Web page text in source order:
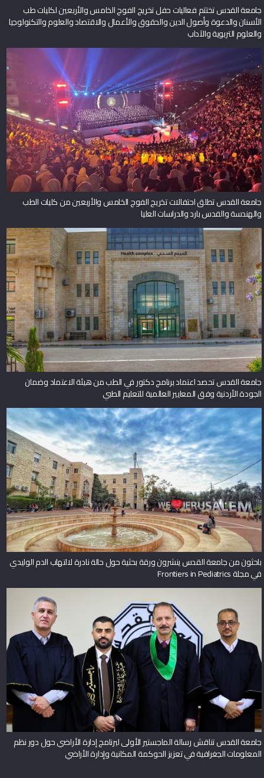
جامعة القدس تختتم فعاليات حفل تخريج الفوج الخامس والأربعين لكليات طب
الأسنان والدعوة وأصول الدين والحقوق والأعمال والاقتصاد والعلوم والتكنولوجيا
والعلوم التربوية والآداب
جامعة القدس تطلق احتفالات تخريج الفوج الخامس والأربعين من كليات الطب
والهندسة والقدس بارد والدراسات العليا
جامعة القدس تحصد اعتماد برنامج دكتور في الطب من هيئة الاعتماد وضمان
الجودة الأردنية وفق المعايير العالمية للتعليم الطبي
باحثون من جامعة القدس ينشرون ورقة بحثية حول حالة نادرة لالتهاب الدم الوليدي
في مجلة Frontiers in Pediatrics
جامعة القدس تناقش رسالة الماجستير الأولى لبرنامج إدارة الأراضي حول دور نظم
المعلومات الجغرافية في تعزيز الحوكمة المكانية وإدارة الأراضي